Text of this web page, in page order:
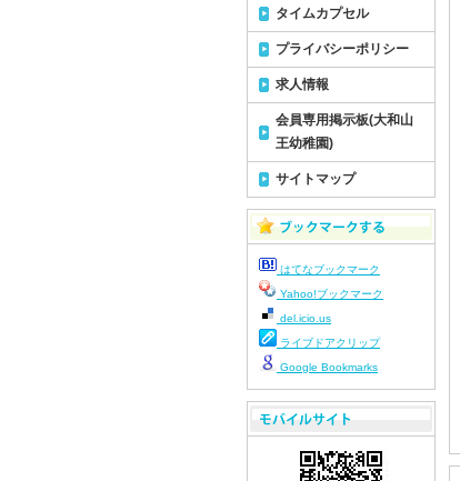
タイムカプセル
プライバシーポリシー
求人情報
会員専用掲示板(大和山
王幼稚園)
サイトマップ
はてなブックマーク
Yahoo!ブックマーク
del.icio.us
ライブドアクリップ
Google Bookmarks